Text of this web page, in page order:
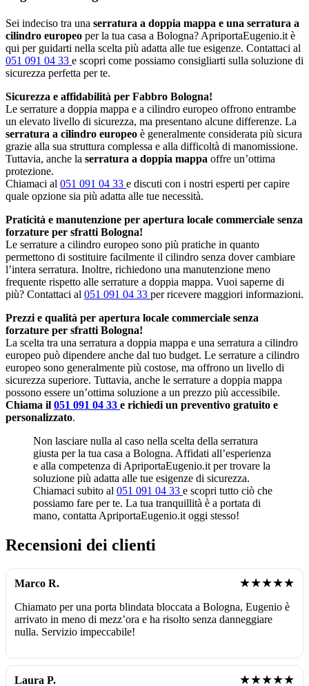
Sei indeciso tra una serratura a doppia mappa e una serratura a
cilindro europeo per la tua casa a Bologna? ApriportaEugenio.it è
qui per guidarti nella scelta più adatta alle tue esigenze. Contattaci al
051 091 04 33 e scopri come possiamo consigliarti sulla soluzione di
sicurezza perfetta per te.
Sicurezza e affidabilità per Fabbro Bologna!
Le serrature a doppia mappa e a cilindro europeo offrono entrambe
un elevato livello di sicurezza, ma presentano alcune differenze. La
serratura a cilindro europeo è generalmente considerata più sicura
grazie alla sua struttura complessa e alla difficoltà di manomissione.
Tuttavia, anche la serratura a doppia mappa offre un’ottima
protezione.
Chiamaci al 051 091 04 33 e discuti con i nostri esperti per capire
quale opzione sia più adatta alle tue necessità.
Praticità e manutenzione per apertura locale commerciale senza
forzature per sfratti Bologna!
Le serrature a cilindro europeo sono più pratiche in quanto
permettono di sostituire facilmente il cilindro senza dover cambiare
l’intera serratura. Inoltre, richiedono una manutenzione meno
frequente rispetto alle serrature a doppia mappa. Vuoi saperne di
più? Contattaci al 051 091 04 33 per ricevere maggiori informazioni.
Prezzi e qualità per apertura locale commerciale senza
forzature per sfratti Bologna!
La scelta tra una serratura a doppia mappa e una serratura a cilindro
europeo può dipendere anche dal tuo budget. Le serrature a cilindro
europeo sono generalmente più costose, ma offrono un livello di
sicurezza superiore. Tuttavia, anche le serrature a doppia mappa
possono essere un’ottima soluzione a un prezzo più accessibile.
Chiama il 051 091 04 33 e richiedi un preventivo gratuito e
personalizzato.
Non lasciare nulla al caso nella scelta della serratura
giusta per la tua casa a Bologna. Affidati all’esperienza
e alla competenza di ApriportaEugenio.it per trovare la
soluzione più adatta alle tue esigenze di sicurezza.
Chiamaci subito al 051 091 04 33 e scopri tutto ciò che
possiamo fare per te. La tua tranquillità è a portata di
mano, contatta ApriportaEugenio.it oggi stesso!
Recensioni dei clienti
Marco R. ★★★★★
Chiamato per una porta blindata bloccata a Bologna, Eugenio è
arrivato in meno di mezz’ora e ha risolto senza danneggiare
nulla. Servizio impeccabile!
Laura P. ★★★★★